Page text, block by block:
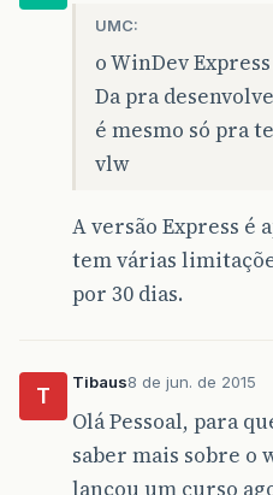
UMC:
o WinDev
Da pra
é mesmo só pra
vlw
A versão Express é
tem várias
por 30 dias.
T
Tibaus8 de jun. de 2015
Olá Pessoal, para
saber mais sobre o
lançou um curso